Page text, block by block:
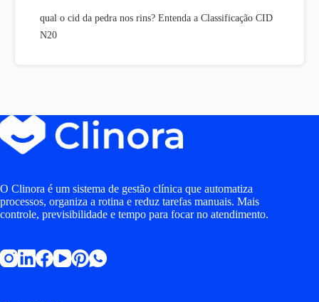
qual o cid da pedra nos rins? Entenda a Classificação CID
N20
O Clinora é um sistema de gestão clínica que automatiza
processos, organiza a rotina e reduz tarefas manuais. Mais
controle, previsibilidade e tempo para focar no atendimento.